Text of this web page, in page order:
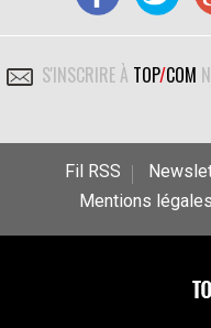
S'INSCRIRE À TOP/COM
Fil RSS
Mentions légales